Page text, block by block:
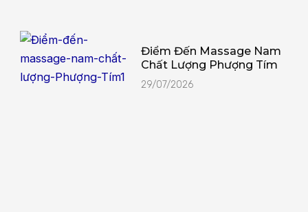
Điểm Đến Massage Nam
Chất Lượng Phượng Tím
29/07/2026